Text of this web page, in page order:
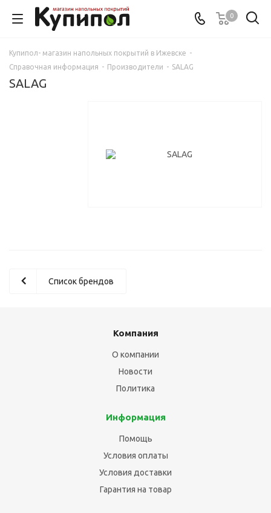
0
Купипол- магазин напольных покрытий в Ижевске -
Справочная информация - Производители - SALAG
SALAG
Список брендов
Компания
О компании
Новости
Политика
Информация
Помощь
Условия оплаты
Условия доставки
Гарантия на товар